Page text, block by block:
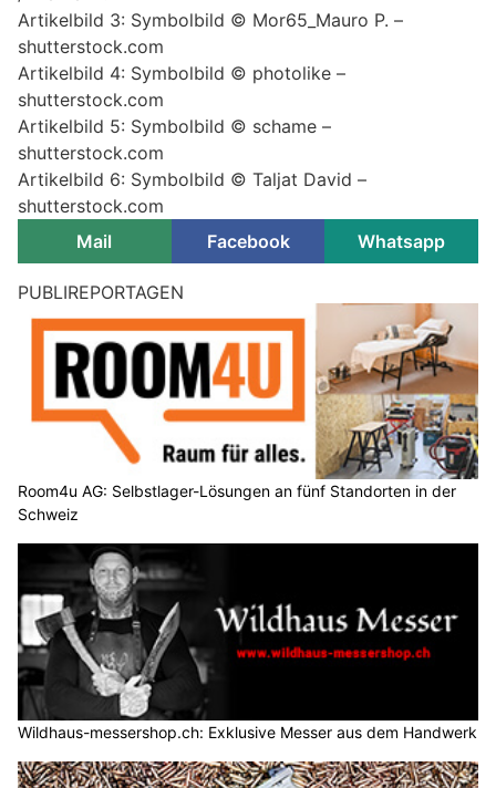
Artikelbild 3: Symbolbild © Mor65_Mauro P. –
shutterstock.com
Artikelbild 4: Symbolbild © photolike –
shutterstock.com
Artikelbild 5: Symbolbild © schame –
shutterstock.com
Artikelbild 6: Symbolbild © Taljat David –
shutterstock.com
Mail
Facebook Whatsapp
PUBLIREPORTAGEN
Room4u AG: Selbstlager-Lösungen an fünf Standorten in der
Schweiz
Wildhaus-messershop.ch: Exklusive Messer aus dem Handwerk